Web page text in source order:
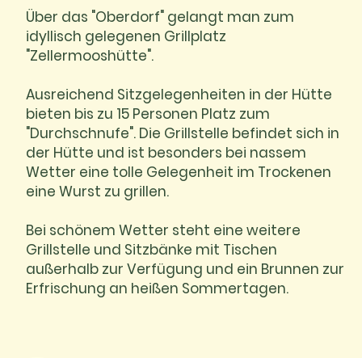
Über das "Oberdorf" gelangt man zum
idyllisch gelegenen Grillplatz
"Zellermooshütte".
Ausreichend Sitzgelegenheiten in der Hütte
bieten bis zu 15 Personen Platz zum
"Durchschnufe". Die Grillstelle befindet sich in
der Hütte und ist besonders bei nassem
Wetter eine tolle Gelegenheit im Trockenen
eine Wurst zu grillen.
Bei schönem Wetter steht eine weitere
Grillstelle und Sitzbänke mit Tischen
außerhalb zur Verfügung und ein Brunnen zur
Erfrischung an heißen Sommertagen.